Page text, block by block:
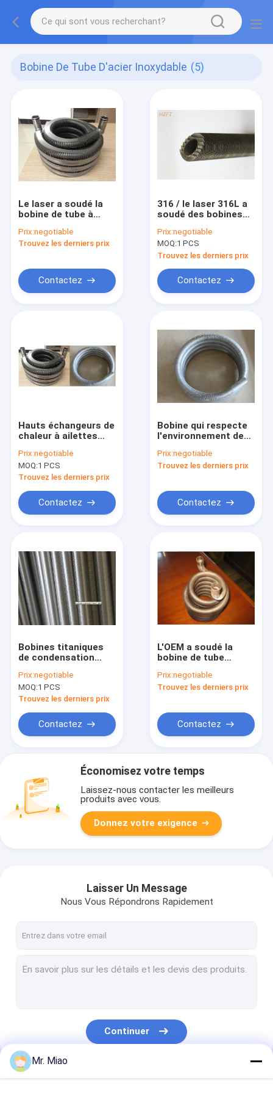
Bobine De Tube D'acier Inoxydable (5)
Le laser a soudé la
bobine de tube à
réfrigérant à
huile/système
d'eau
Prix:negotiable
Trouvez les derniers prix
Contactez
316 / le laser 316L a
soudé des bobines
inoxydable pour les
échangeurs de
chaleur secondaires
dans les chaudières
de condensation
Prix:negotiable
MOQ:1 PCS
Trouvez les derniers prix
Contactez
Hauts échangeurs de
chaleur à ailettes
bobine 316L avec le
procédé de soudure
laser
Prix:negotiable
MOQ:1 PCS
Trouvez les derniers prix
Contactez
Bobine qui respecte
l'environnement de
solides solubles pour
le réfrigérant à
inoxydable
Prix:negotiable
Trouvez les derniers prix
Contactez
Bobines titaniques
de condensation
à ailettes de
chaudières pour des
échangeurs de
Prix:negotiable
MOQ:1 PCS
Trouvez les derniers prix
Contactez
L'OEM a soudé la
bobine de tube
inoxydable/chauffage
à ailettes et les
Prix:negotiable
Trouvez les derniers prix
Contactez
Économisez votre temps
Laissez-nous contacter les meilleurs
produits avec vous.
Donnez votre exigence
Laisser Un Message
Nous Vous Répondrons Rapidement
Continuer
Nos Catégories
Mr. Miao